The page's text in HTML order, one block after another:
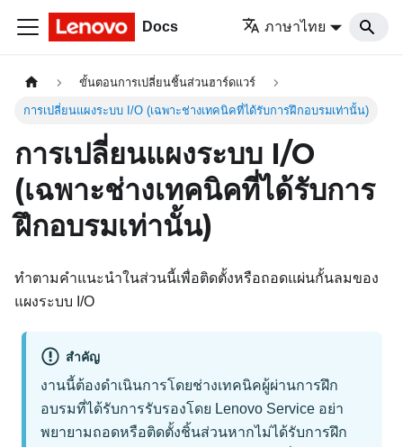
Docs ภาษาไทย
ขั้นตอนการเปลี่ยนชิ้นส่วนฮาร์ดแวร์
การเปลี่ยนแผงระบบ I/O (เฉพาะช่างเทคนิคที่ได้รับการฝึกอบรมเท่านั้น)
การเปลี่ยนแผงระบบ I/O
(เฉพาะช่างเทคนิคที่ได้รับการ
ฝึกอบรมเท่านั้น)
ทำตามคำแนะนำในส่วนนี้เพื่อติดตั้งหรือถอดแผ่นกั้นลมของ
แผงระบบ I/O
สำคัญ
งานนี้ต้องดําเนินการโดยช่างเทคนิคผู้ผ่านการฝึก
อบรมที่ได้รับการรับรองโดย Lenovo Service อย่า
พยายามถอดหรือติดตั้งชิ้นส่วนหากไม่ได้รับการฝึก